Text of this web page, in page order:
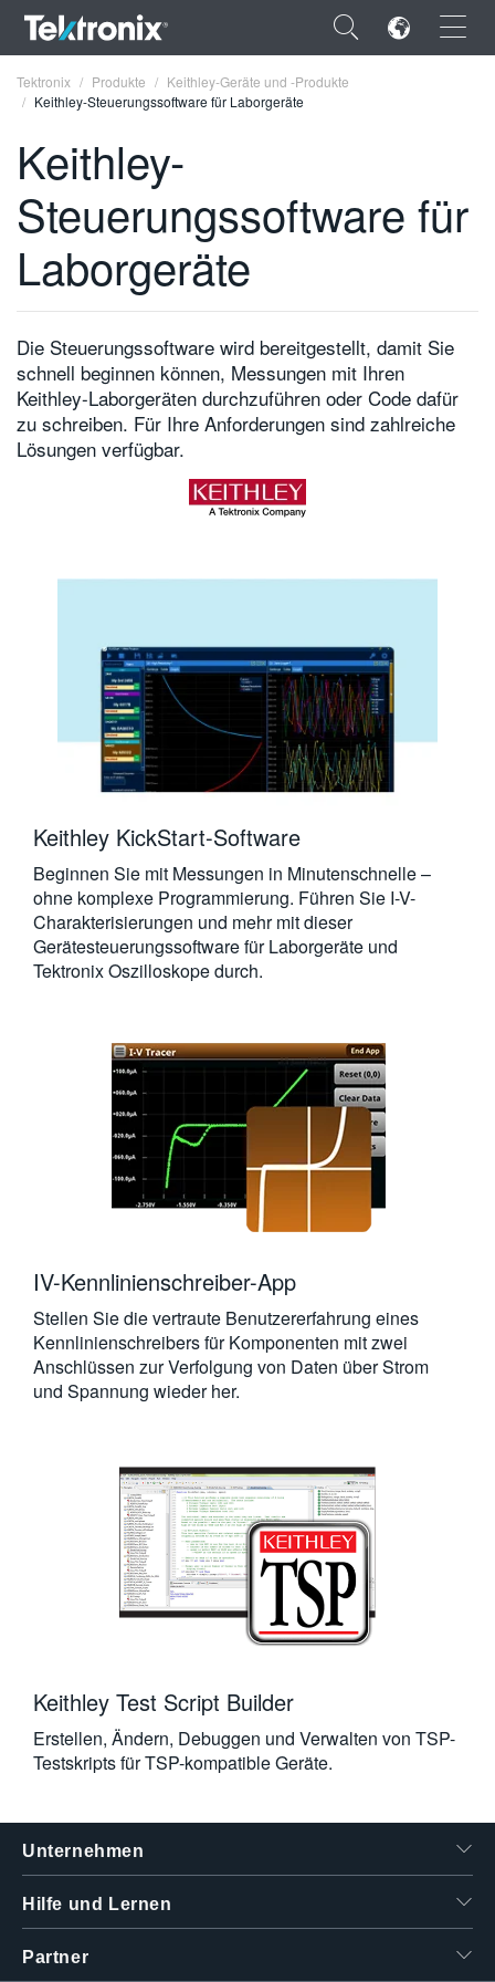
×
ENGLISH
FRANÇAIS
DEUTSCH
VIỆT NAM
简体中文
日本語
Tektronix Produkte
Keithley-Geräte und -Produkte
Keithley-Steuerungssoftware für Laborgeräte
Keithley-
Steuerungssoftware für
Laborgeräte
Die Steuerungssoftware wird bereitgestellt, damit Sie
schnell beginnen können, Messungen mit Ihren
Keithley-Laborgeräten durchzuführen oder Code dafür
zu schreiben. Für Ihre Anforderungen sind zahlreiche
Lösungen verfügbar.
Keithley KickStart-Software
Beginnen Sie mit Messungen in Minutenschnelle –
ohne komplexe Programmierung. Führen Sie I-V-
Charakterisierungen und mehr mit dieser
Gerätesteuerungssoftware für Laborgeräte und
Tektronix Oszilloskope durch.
IV-Kennlinienschreiber-App
Stellen Sie die vertraute Benutzererfahrung eines
Kennlinienschreibers für Komponenten mit zwei
Anschlüssen zur Verfolgung von Daten über Strom
und Spannung wieder her.
Keithley Test Script Builder
Erstellen, Ändern, Debuggen und Verwalten von TSP-
Testskripts für TSP-kompatible Geräte.
Unternehmen
Hilfe und Lernen
Partner